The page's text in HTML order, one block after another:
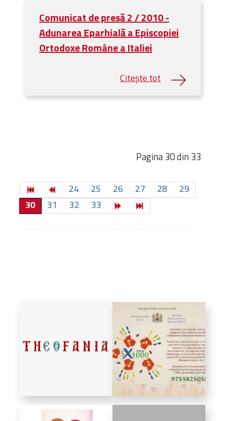
Comunicat de presă 2 / 2010 -
Adunarea Eparhială a Episcopiei
Ortodoxe Române a Italiei
Pagina 30 din 33
24 25 26 27 28
29
30
31 32 33